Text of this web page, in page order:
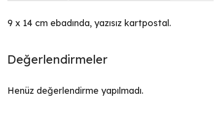
9 x 14 cm ebadında, yazısız kartpostal.
Değerlendirmeler
Henüz değerlendirme yapılmadı.